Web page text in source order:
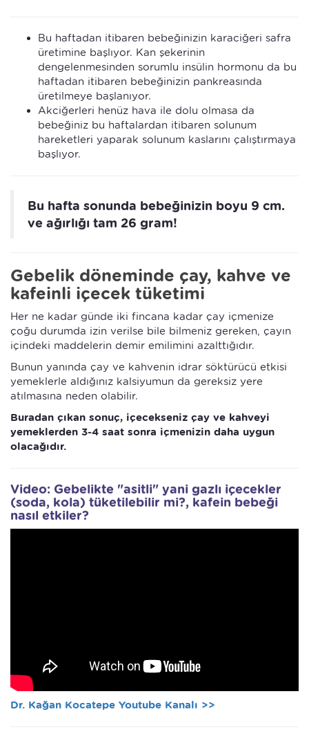
Bu haftadan itibaren bebeğinizin karaciğeri safra
üretimine başlıyor. Kan şekerinin
dengelenmesinden sorumlu insülin hormonu da bu
haftadan itibaren bebeğinizin pankreasında
üretilmeye başlanıyor.
Akciğerleri henüz hava ile dolu olmasa da
bebeğiniz bu haftalardan itibaren solunum
hareketleri yaparak solunum kaslarını çalıştırmaya
başlıyor.
Bu hafta sonunda bebeğinizin boyu 9 cm.
ve ağırlığı tam 26 gram!
Gebelik döneminde çay, kahve ve
kafeinli içecek tüketimi
Her ne kadar günde iki fincana kadar çay içmenize
çoğu durumda izin verilse bile bilmeniz gereken, çayın
içindeki maddelerin demir emilimini azalttığıdır.
Bunun yanında çay ve kahvenin idrar söktürücü etkisi
yemeklerle aldığınız kalsiyumun da gereksiz yere
atılmasına neden olabilir.
Buradan çıkan sonuç, içecekseniz çay ve kahveyi
yemeklerden 3-4 saat sonra içmenizin daha uygun
olacağıdır.
Video: Gebelikte "asitli" yani gazlı içecekler
(soda, kola) tüketilebilir mi?, kafein bebeği
nasıl etkiler?
Dr. Kağan Kocatepe Youtube Kanalı >>